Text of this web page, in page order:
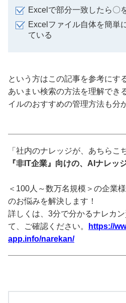
Excelで部分一致したら〇
Excelファイル自体を簡単
ている
という方はこの記事を参考にす
あいまい検索の方法を理解でき
イルのおすすめの管理方法も分
「社内のナレッジが、あちらこ
『非IT企業』向けの、AIナレッ
＜100人～数万名規模＞の企業
のお悩みを解決します！
詳しくは、3分で分かるナレカ
て、ご確認ください。
https://
app.info/narekan/